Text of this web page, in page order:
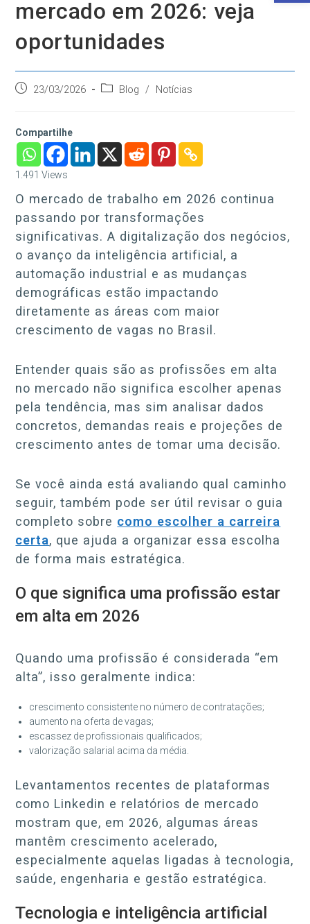
mercado em 2026: veja
oportunidades
Post23/03/2026
Categoria
Blog / Notícias
Compartilhe
1.491 Views
O mercado de trabalho em 2026 continua
passando por transformações
significativas. A digitalização dos negócios,
o avanço da inteligência artificial, a
automação industrial e as mudanças
demográficas estão impactando
diretamente as áreas com maior
crescimento de vagas no Brasil.
Entender quais são as profissões em alta
no mercado não significa escolher apenas
pela tendência, mas sim analisar dados
concretos, demandas reais e projeções de
crescimento antes de tomar uma decisão.
Se você ainda está avaliando qual caminho
seguir, também pode ser útil revisar o guia
completo sobre como escolher a carreira
certa, que ajuda a organizar essa escolha
de forma mais estratégica.
O que significa uma profissão estar
em alta em 2026
Quando uma profissão é considerada “em
alta”, isso geralmente indica:
crescimento consistente no número de contratações;
aumento na oferta de vagas;
escassez de profissionais qualificados;
valorização salarial acima da média.
Levantamentos recentes de plataformas
como Linkedin e relatórios de mercado
mostram que, em 2026, algumas áreas
mantêm crescimento acelerado,
especialmente aquelas ligadas à tecnologia,
saúde, engenharia e gestão estratégica.
Tecnologia e inteligência artificial